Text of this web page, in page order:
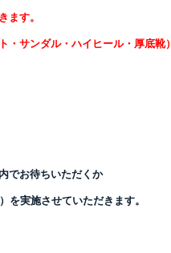
ます。
・サンダル・ハイヒール・厚底靴）
でお待ちいただくか
を実施させていただきます。